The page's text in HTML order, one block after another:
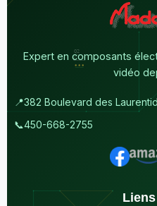
Expert en composants
vidéo
📍382 Boulevard des
📞450-668-2755